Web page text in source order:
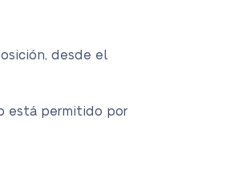
desde el
está permitido por